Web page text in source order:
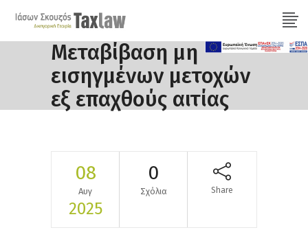
Μεταβίβαση μη
εισηγμένων μετοχών
εξ επαχθούς αιτίας
08
Αυγ
2025
0
Σχόλια Share